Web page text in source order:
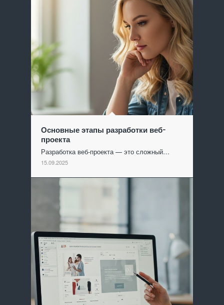
Основные этапы разработки веб-
проекта
Разработка веб-проекта — это сложный…
15.09.2025